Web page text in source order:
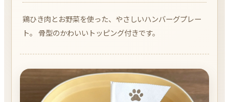
鶏ひき肉とお野菜を使った、やさしいハンバーグプレー
ト。 骨型のかわいいトッピング付きです。